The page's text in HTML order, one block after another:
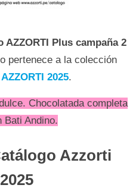
AZZORTI Plus campaña 2
pertenece a la colección
2025.
Chocolatada completa
Bati Andino.
Azzorti